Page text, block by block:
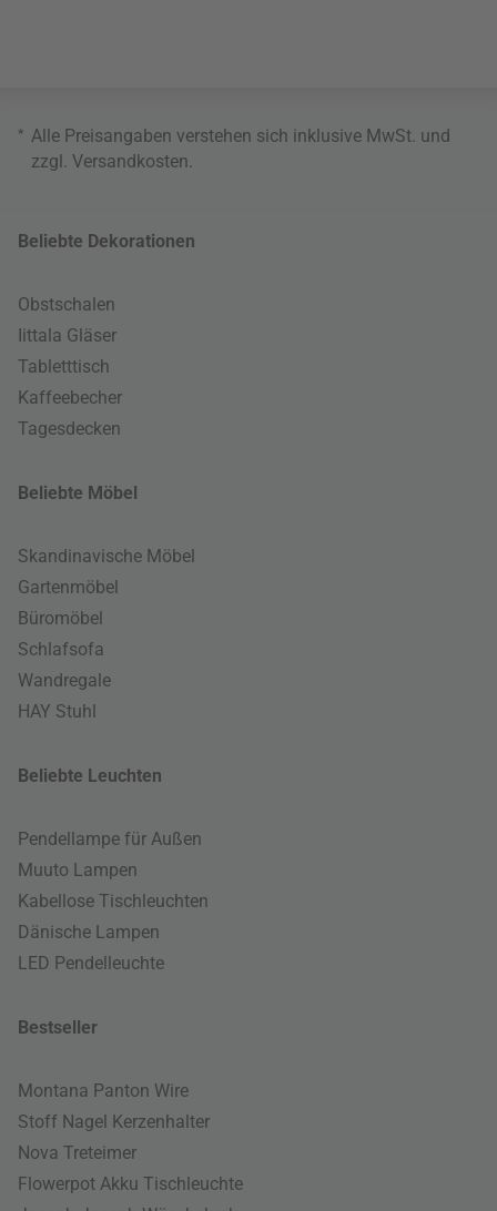
* Alle Preisangaben verstehen sich inklusive MwSt. und
zzgl. Versandkosten.
Beliebte Dekorationen
Obstschalen
Iittala Gläser
Tabletttisch
Kaffeebecher
Tagesdecken
Beliebte Möbel
Skandinavische Möbel
Gartenmöbel
Büromöbel
Schlafsofa
Wandregale
HAY Stuhl
Beliebte Leuchten
Pendellampe für Außen
Muuto Lampen
Kabellose Tischleuchten
Dänische Lampen
LED Pendelleuchte
Bestseller
Montana Panton Wire
Stoff Nagel Kerzenhalter
Nova Treteimer
Flowerpot Akku Tischleuchte